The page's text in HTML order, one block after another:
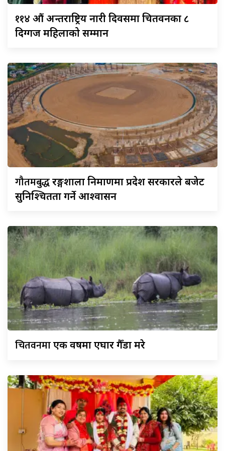
११४ औं अन्तराष्ट्रिय नारी दिवसमा चितवनका ८
दिग्गज महिलाको सम्मान
गौतमबुद्धरङ्गशाला निर्माणमा प्रदेश सरकारले बजेट
सुनिश्चितता गर्ने आश्वासन
चितवनमाएक वर्षमा एघार गैँडा मरे